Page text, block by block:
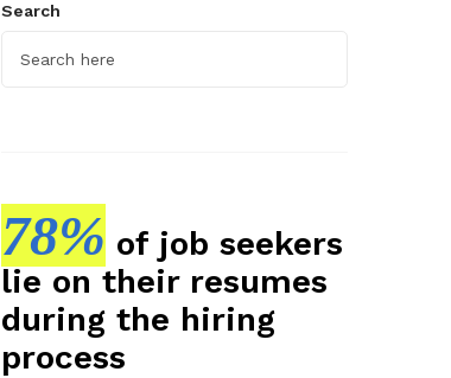
Search
78% of job seekers
lie on their resumes
during the hiring
process